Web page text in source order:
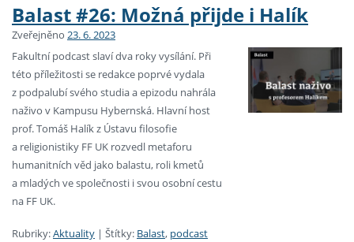
Balast #26: Možná přijde i Halík
Zveřejněno 23. 6. 2023
Fakultní podcast slaví dva roky vysílání. Při
této příležitosti se redakce poprvé vydala
z podpalubí svého studia a epizodu nahrála
naživo v Kampusu Hybernská. Hlavní host
prof. Tomáš Halík z Ústavu filosofie
a religionistiky FF UK rozvedl metaforu
humanitních věd jako balastu, roli kmetů
a mladých ve společnosti i svou osobní cestu
na FF UK.
Rubriky:Aktuality | Štítky: Balast, podcast